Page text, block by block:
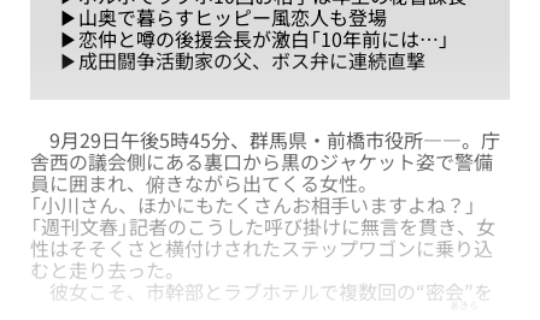
▶︎山奥で暮らすヒッピー風恋人も登場
▶︎恋仲と噂の後援会長が激白「10年前には…」
▶︎成田闘争活動家の父、ボス弁に連続直撃
9月29日午後5時45分、群馬県・前橋市役所――。庁
舎西の議会側にある裏口から黒のジャケット姿で警備
員に囲まれ、俯きながら出てくる女性。
「小川さん、ほかにもたくさんお相手いますよね？」
「週刊文春」記者のこうした呼び掛けに無言を貫き、女
性はそそくさと横付けされたステップワゴンに乗り込
むと走り去った。
彼女こそ、市幹部とラブホテルで複数回の“密会”を
あきら